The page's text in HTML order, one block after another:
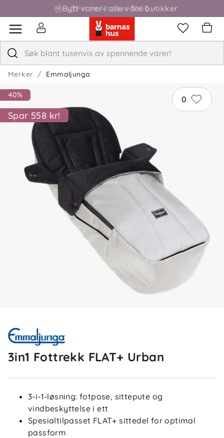
Bytt varer i alle våre butikker
Fri frakt over 1000,-
Merker Emmaljunga
0
40%
Spar 558 kr!
3in1 Fottrekk FLAT+ Urban
3-i-1-løsning: fotpose, sittepute og
vindbeskyttelse i ett
Spesialtilpasset FLAT+ sittedel for optimal
passform